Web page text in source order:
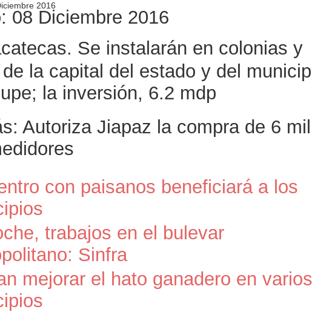
2016
08 Diciembre 2016
Se instalarán en colonias y
de la capital del estado y del
la inversión, 6.2 mdp
Autoriza Jiapaz la compra de 6
con paisanos beneficiará a los
trabajos en el bulevar
Sinfra
mejorar el hato ganadero en varios